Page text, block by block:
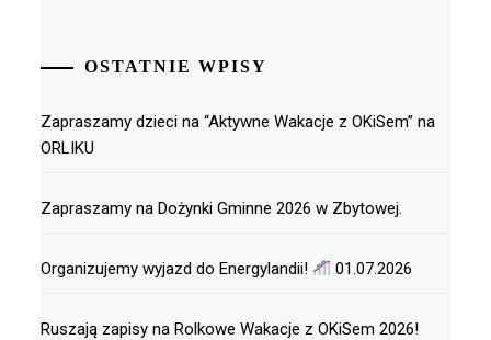
OSTATNIE WPISY
Zapraszamy dzieci na “Aktywne Wakacje z OKiSem” na
ORLIKU
Zapraszamy na Dożynki Gminne 2026 w Zbytowej.
Organizujemy wyjazd do Energylandii! 01.07.2026
Ruszają zapisy na Rolkowe Wakacje z OKiSem 2026!